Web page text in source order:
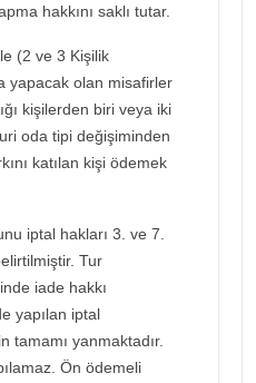
hakkını saklı tutar.
(2 ve 3 Kişilik
yapacak olan misafirler
kişilerden biri veya iki
oda tipi değişiminden
katılan kişi ödemek
iptal hakları 3. ve 7.
Tur
iade hakkı
yapılan iptal
tamamı yanmaktadır.
Ön ödemeli